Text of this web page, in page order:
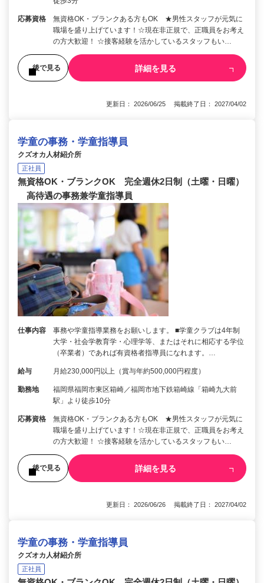
応募資格
無資格OK・ブランクある方もOK ★男性スタッフが元気に
職場を盛り上げています！☆現在非正規で、正職員をお考え
の方大歓迎！ ☆接客経験を活かしているスタッフもい…
後で見る 詳細を見る
更新日： 2026/06/25 掲載終了日： 2027/04/02
学童の事務・学童指導員
クズオカ人材紹介所
正社員
無資格OK・ブランクOK 完全週休2日制（土曜・日曜）
高待遇の事務兼学童指導員
仕事内容
事務や学童指導業務をお願いします。 ■学童クラブは4年制
大学・社会学教育学・心理学等、またはそれに相応する学位
（卒業者）であれば有資格者指導員になれます。…
給与 月給230,000円以上（賞与年約500,000円程度）
勤務地
福岡県福岡市東区箱崎／福岡市地下鉄箱崎線「箱崎九大前
駅」より徒歩10分
応募資格
無資格OK・ブランクある方もOK ★男性スタッフが元気に
職場を盛り上げています！☆現在非正規で、正職員をお考え
の方大歓迎！ ☆接客経験を活かしているスタッフもい…
後で見る 詳細を見る
更新日： 2026/06/26 掲載終了日： 2027/04/02
学童の事務・学童指導員
クズオカ人材紹介所
正社員